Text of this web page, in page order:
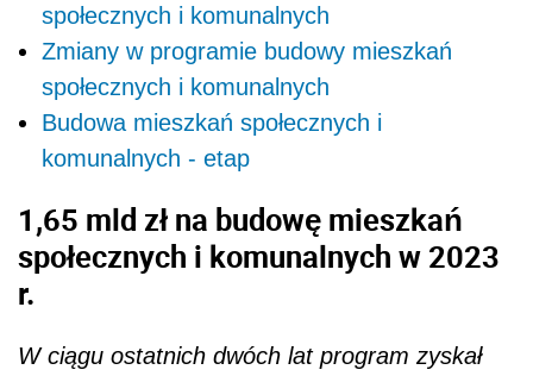
społecznych i komunalnych
Zmiany w programie budowy mieszkań
społecznych i komunalnych
Budowa mieszkań społecznych i
komunalnych - etap
1,65 mld zł na budowę mieszkań
społecznych i komunalnych w 2023
r.
W ciągu ostatnich dwóch lat program zyskał